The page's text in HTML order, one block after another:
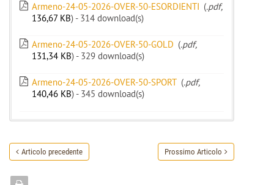
Armeno-24-05-2026-OVER-50-ESORDIENTI (.pdf,
136,67 KB) - 314 download(s)
Armeno-24-05-2026-OVER-50-GOLD (.pdf,
131,34 KB) - 329 download(s)
Armeno-24-05-2026-OVER-50-SPORT (.pdf,
140,46 KB) - 345 download(s)
Articolo precedente Prossimo Articolo